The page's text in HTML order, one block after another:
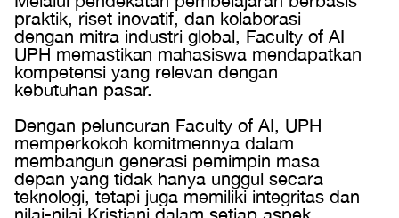
praktik, riset inovatif, dan kolaborasi
dengan mitra industri global, Faculty of AI
UPH memastikan mahasiswa mendapatkan
kompetensi yang relevan dengan
kebutuhan pasar.
Dengan peluncuran Faculty of AI, UPH
memperkokoh komitmennya dalam
membangun generasi pemimpin masa
depan yang tidak hanya unggul secara
teknologi, tetapi juga memiliki integritas dan